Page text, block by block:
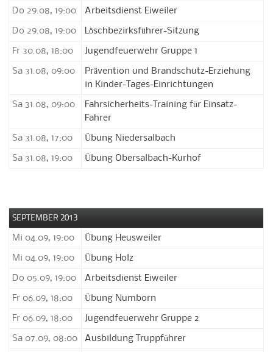
Do 29.08, 19:00 Arbeitsdienst Eiweiler
Do 29.08, 19:00 Löschbezirksführer-Sitzung
Fr 30.08, 18:00 Jugendfeuerwehr Gruppe 1
Sa 31.08, 09:00
Prävention und Brandschutz-Erziehung
in Kinder-Tages-Einrichtungen
Sa 31.08, 09:00
Fahrsicherheits-Training für Einsatz-
Fahrer
Sa 31.08, 17:00 Übung Niedersalbach
Sa 31.08, 19:00 Übung Obersalbach-Kurhof
SEPTEMBER 2013
Mi 04.09, 19:00 Übung Heusweiler
Mi 04.09, 19:00 Übung Holz
Do 05.09, 19:00 Arbeitsdienst Eiweiler
Fr 06.09, 18:00 Übung Numborn
Fr 06.09, 18:00 Jugendfeuerwehr Gruppe 2
Sa 07.09, 08:00 Ausbildung Truppführer